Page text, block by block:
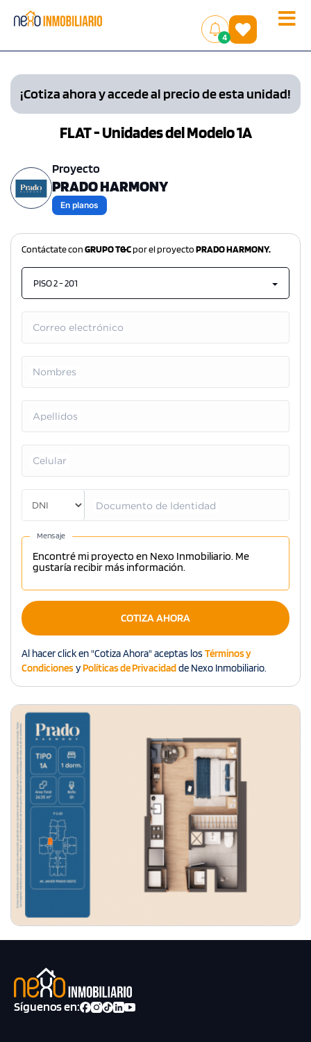
Toggle
4
()
¡Cotiza ahora y accede al precio de esta unidad!
FLAT - Unidades del Modelo 1A
Proyecto
PRADO HARMONY
En planos
Contáctate conGRUPO T&Cpor el proyectoPRADO HARMONY.
PISO 2 - 201
Correo electrónico
Nombres
Apellidos
Celular
Documento de Identidad
Mensaje
COTIZA AHORA
Al hacer click en "Cotiza Ahora" aceptas los Términos y
CondicionesyPolíticas de Privacidadde Nexo Inmobiliario.
Síguenos en: